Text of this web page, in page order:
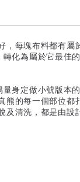
，每塊布料都有屬
化為屬於它最佳
身定做小號版本
熊的每一個部位都
及清洗，都是由設